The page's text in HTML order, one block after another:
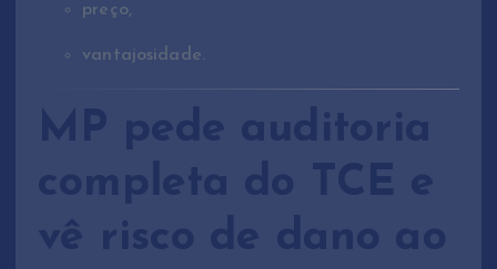
preço,
vantajosidade.
MP pede auditoria
completa do TCE e
vê risco de dano ao